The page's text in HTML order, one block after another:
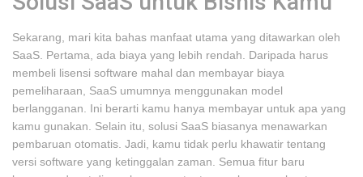
Sekarang, mari kita bahas manfaat utama yang ditawarkan oleh
SaaS. Pertama, ada biaya yang lebih rendah. Daripada harus
membeli lisensi software mahal dan membayar biaya
pemeliharaan, SaaS umumnya menggunakan model
berlangganan. Ini berarti kamu hanya membayar untuk apa yang
kamu gunakan. Selain itu, solusi SaaS biasanya menawarkan
pembaruan otomatis. Jadi, kamu tidak perlu khawatir tentang
versi software yang ketinggalan zaman. Semua fitur baru